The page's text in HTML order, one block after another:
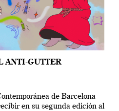
ANTI-GUTTER
de Barcelona
en su segunda edición al